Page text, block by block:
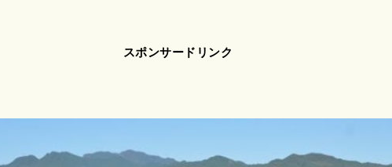
スポンサードリンク